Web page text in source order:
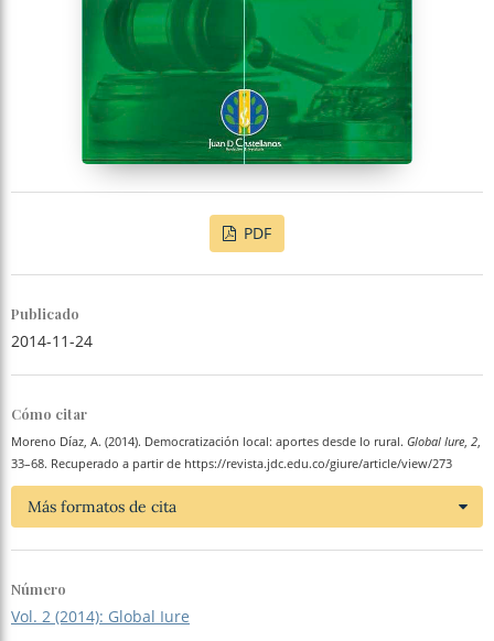
PDF
Publicado
2014-11-24
Cómo citar
Moreno Díaz, A. (2014). Democratización local: aportes desde lo rural. Global Iure, 2,
33–68. Recuperado a partir de https://revista.jdc.edu.co/giure/article/view/273
Más formatos de cita
Número
Vol. 2 (2014): Global Iure